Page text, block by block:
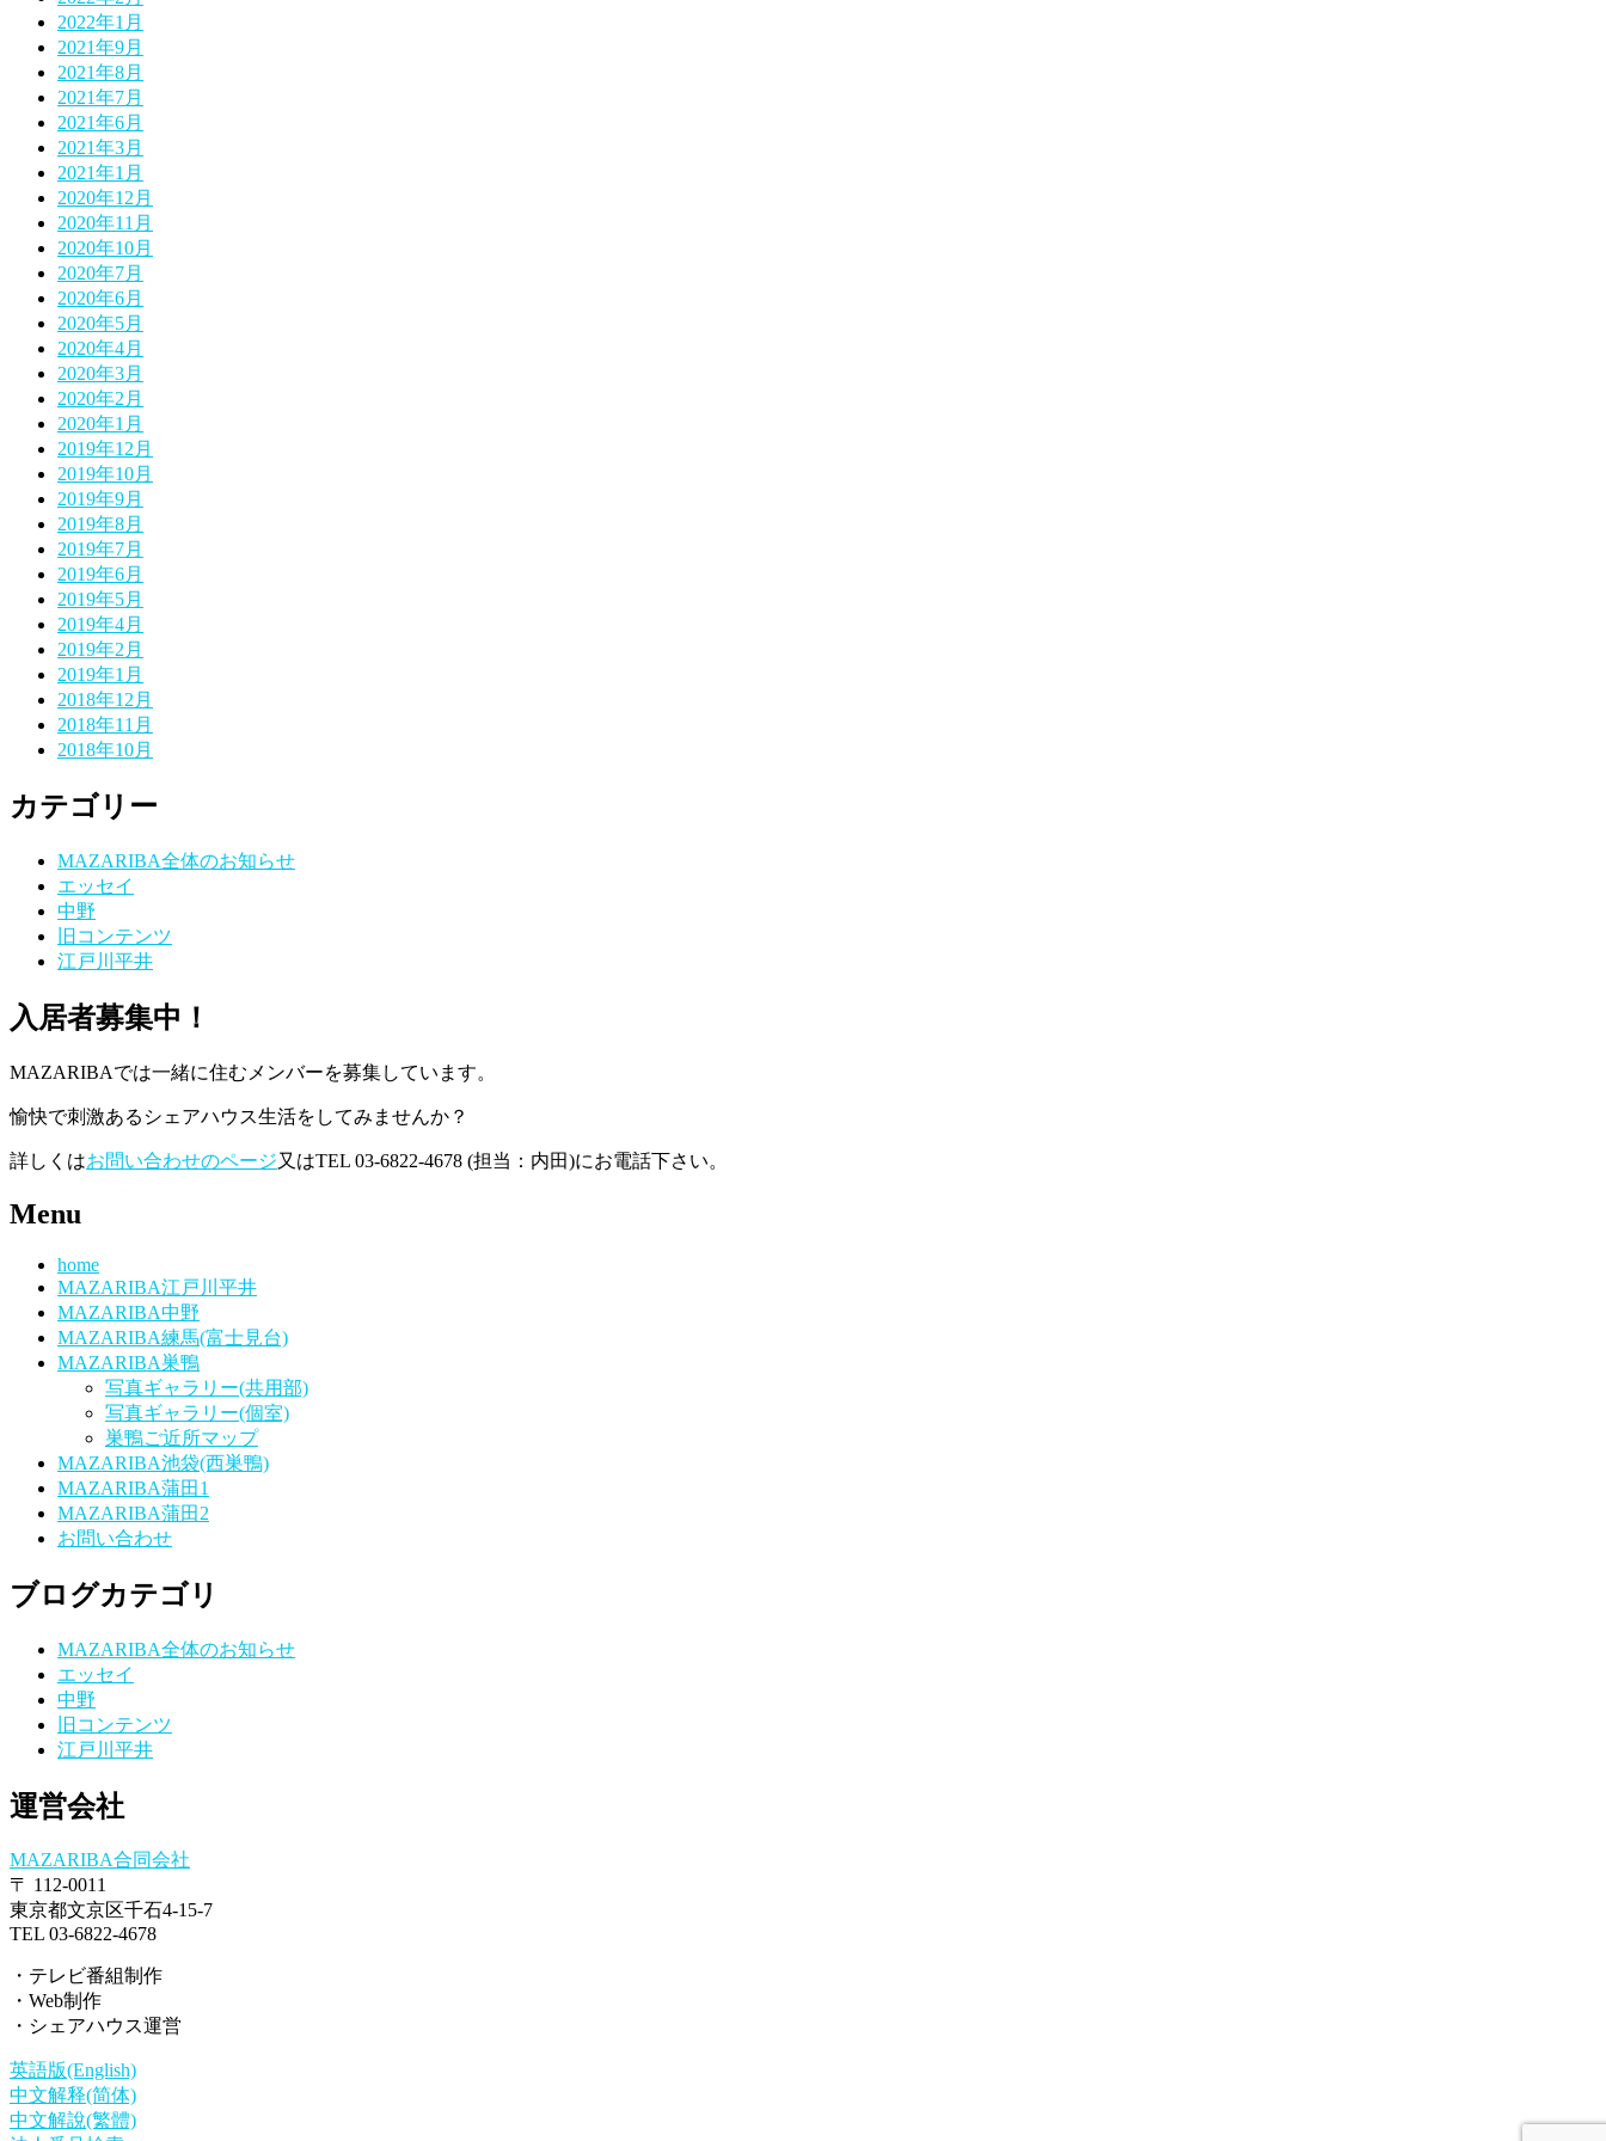
2022年1月
2021年9月
2021年8月
2021年7月
2021年6月
2021年3月
2021年1月
2020年12月
2020年11月
2020年10月
2020年7月
2020年6月
2020年5月
2020年4月
2020年3月
2020年2月
2020年1月
2019年12月
2019年10月
2019年9月
2019年8月
2019年7月
2019年6月
2019年5月
2019年4月
2019年2月
2019年1月
2018年12月
2018年11月
2018年10月
カテゴリー
MAZARIBA全体のお知らせ
エッセイ
中野
旧コンテンツ
江戸川平井
入居者募集中！
MAZARIBAでは一緒に住むメンバーを募集しています。
愉快で刺激あるシェアハウス生活をしてみませんか？
詳しくはお問い合わせのページ又はTEL 03-6822-4678 (担当：内田)にお電話下さい。
Menu
home
MAZARIBA江戸川平井
MAZARIBA中野
MAZARIBA練馬(富士見台)
MAZARIBA巣鴨
写真ギャラリー(共用部)
写真ギャラリー(個室)
巣鴨ご近所マップ
MAZARIBA池袋(西巣鴨)
MAZARIBA蒲田1
MAZARIBA蒲田2
お問い合わせ
ブログカテゴリ
MAZARIBA全体のお知らせ
エッセイ
中野
旧コンテンツ
江戸川平井
運営会社
MAZARIBA合同会社
〒 112-0011
東京都文京区千石4-15-7
TEL 03-6822-4678
・テレビ番組制作
・Web制作
・シェアハウス運営
英語版(English)
中文解释(简体)
中文解說(繁體)